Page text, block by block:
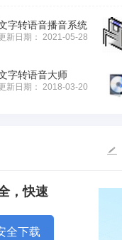
字转语音播音系统
新日期： 2021-05-28
字转语音大师
新日期： 2018-03-20
，快速
全下载